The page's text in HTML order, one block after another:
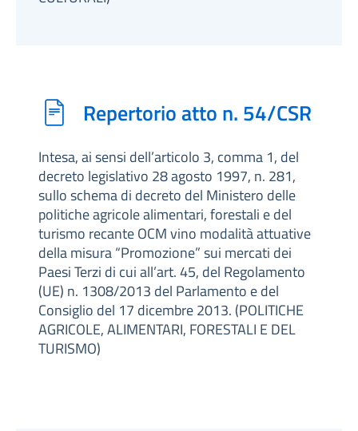
Repertorio atto n. 54/CSR
Intesa, ai sensi dell’articolo 3, comma 1, del
decreto legislativo 28 agosto 1997, n. 281,
sullo schema di decreto del Ministero delle
politiche agricole alimentari, forestali e del
turismo recante OCM vino modalità attuative
della misura “Promozione” sui mercati dei
Paesi Terzi di cui all’art. 45, del Regolamento
(UE) n. 1308/2013 del Parlamento e del
Consiglio del 17 dicembre 2013. (POLITICHE
AGRICOLE, ALIMENTARI, FORESTALI E DEL
TURISMO)